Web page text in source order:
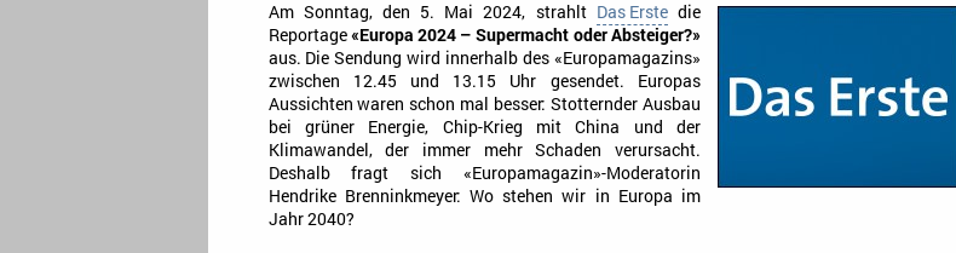
Am Sonntag, den 5. Mai 2024, strahlt Das Erstedie
Reportage«Europa 2024 – Supermacht oder Absteiger?»
aus. Die Sendung wird innerhalb des «Europamagazins»
zwischen 12.45 und 13.15 Uhr gesendet. Europas
Aussichten waren schon mal besser: Stotternder Ausbau
bei grüner Energie, Chip-Krieg mit China und der
Klimawandel, der immer mehr Schaden verursacht.
Deshalb fragt sich «Europamagazin»-Moderatorin
Hendrike Brenninkmeyer: Wo stehen wir in Europa im
Jahr 2040?